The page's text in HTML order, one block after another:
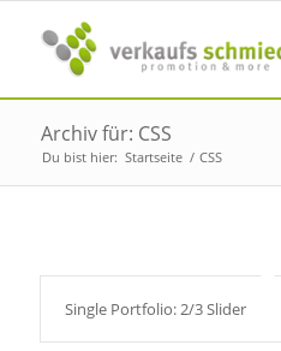
Archiv für: CSS
Du bist hier: Startseite / CSS
Single Portfolio: 2/3 Slider